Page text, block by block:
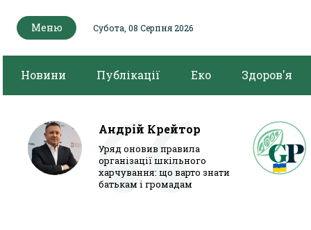
Меню Субота, 08 Серпня 2026
Новини Публікації Еко Здоров'я
Андрій Крейтор
Уряд оновив правила
організації шкільного
харчування: що варто знати
батькам і громадам